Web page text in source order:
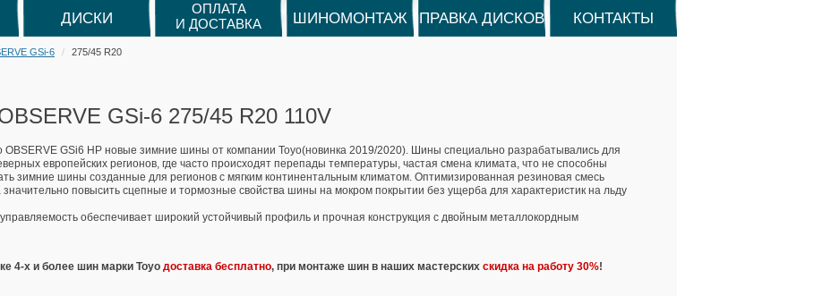
ДИСКИ
ОПЛАТА
И ДОСТАВКА
ШИНОМОНТАЖ ПРАВКА ДИСКОВ КОНТАКТЫ
GSi-6 275/45 R20
GSi-6 275/45 R20 110V
GSi6 HP новые зимние шины от компании Toyo(новинка 2019/2020). Шины специально разрабатывались для
европейских регионов, где часто происходят перепады температуры, частая смена климата, что не способны
зимние шины созданные для регионов с мягким континентальным климатом. Оптимизированная резиновая смесь
значительно повысить сцепные и тормозные свойства шины на мокром покрытии без ущерба для характеристик на льду
обеспечивает широкий устойчивый профиль и прочная конструкция с двойным металлокордным
4-х и более шин марки Toyo доставка бесплатно, при монтаже шин в наших мастерских скидка на работу 30%!